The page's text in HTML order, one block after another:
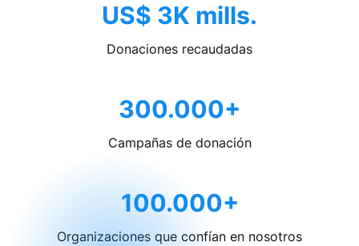
US$ 3K mills.
Donaciones recaudadas
300.000+
Campañas de donación
100.000+
Organizaciones que confían en nosotros